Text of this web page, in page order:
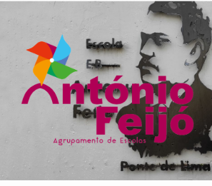
Pular
para
conteúdo